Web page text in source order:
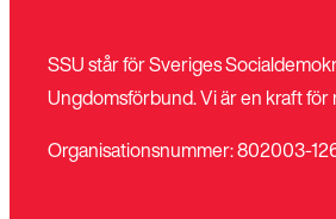
SSU står för Sveriges
Ungdomsförbund. Vi är en kraft för
Organisationsnummer: 802003-